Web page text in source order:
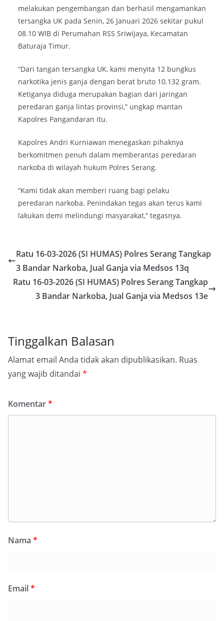
melakukan pengembangan dan berhasil mengamankan
tersangka UK pada Senin, 26 Januari 2026 sekitar pukul
08.10 WIB di Perumahan RSS Sriwijaya, Kecamatan
Baturaja Timur.
“Dari tangan tersangka UK, kami menyita 12 bungkus
narkotika jenis ganja dengan berat bruto 10.132 gram.
Ketiganya diduga merupakan bagian dari jaringan
peredaran ganja lintas provinsi,” ungkap mantan
Kapolres Pangandaran itu.
Kapolres Andri Kurniawan menegaskan pihaknya
berkomitmen penuh dalam memberantas peredaran
narkoba di wilayah hukum Polres Serang.
“Kami tidak akan memberi ruang bagi pelaku
peredaran narkoba. Penindakan tegas akan terus kami
lakukan demi melindungi masyarakat,” tegasnya.
Ratu 16-03-2026 (SI HUMAS) Polres Serang Tangkap
3 Bandar Narkoba, Jual Ganja via Medsos 13q
Ratu 16-03-2026 (SI HUMAS) Polres Serang Tangkap
3 Bandar Narkoba, Jual Ganja via Medsos 13e
Tinggalkan Balasan
Alamat email Anda tidak akan dipublikasikan. Ruas
yang wajib ditandai *
Komentar*
Nama *
Email*